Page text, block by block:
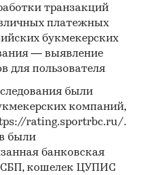
имеет доступ
в рамках
(кабинетное
является
на рынке
и получить
характеризующие его
и в будущем.
транзакций
платежных
букмекерских
— выявление
для пользователя
были
компаний,
rating.sportrbc.ru/.
были
банковская
СБП, кошелек ЦУПИС